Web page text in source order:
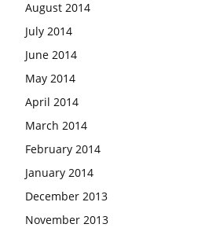
August 2014
July 2014
June 2014
May 2014
April 2014
March 2014
February 2014
January 2014
December 2013
November 2013